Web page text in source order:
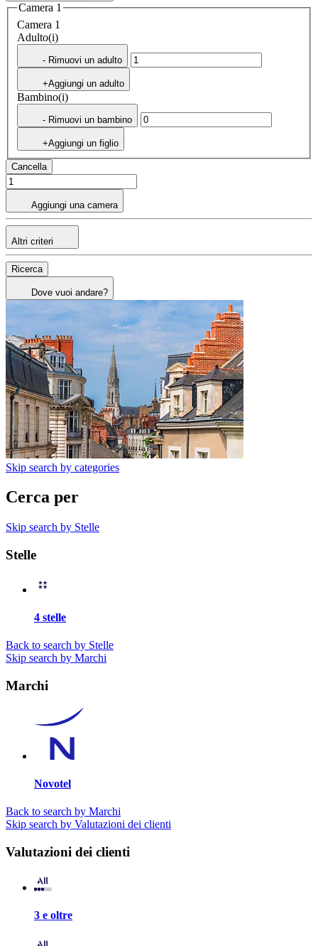
Camera 1
Camera 1
Adulto(i)
- Rimuovi un adulto
+Aggiungi un adulto
Bambino(i)
- Rimuovi un bambino
+Aggiungi un figlio
Cancella
Aggiungi una camera
Altri criteri
Ricerca
Dove vuoi andare?
Skip search by categories
Cerca per
Skip search by Stelle
Stelle
4 stelle
Back to search by Stelle
Skip search by Marchi
Marchi
Novotel
Back to search by Marchi
Skip search by Valutazioni dei clienti
Valutazioni dei clienti
3 e oltre